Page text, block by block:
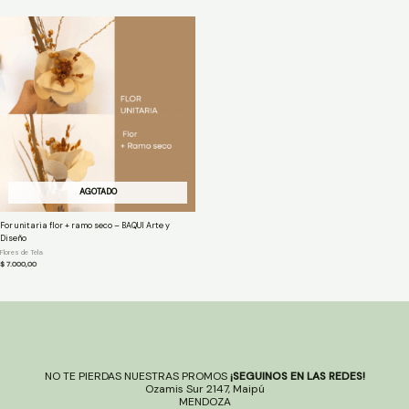
AGOTADO
For unitaria flor + ramo seco – BAQUI Arte y
Diseño
Flores de Tela
$7.000,00
NO TE PIERDAS NUESTRAS PROMOS¡SEGUINOS EN LAS REDES!
Ozamis Sur 2147, Maipú
MENDOZA